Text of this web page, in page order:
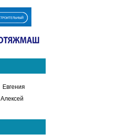
Евгения
Алексей